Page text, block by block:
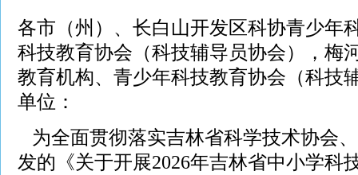
各市（州）、长白山开发区科协青少年
科技教育协会（科技辅导员协会），梅
教育机构、青少年科技教育协会（科技
单位：
为全面贯彻落实吉林省科学技术协会
发的《关于开展2026年吉林省中小学科